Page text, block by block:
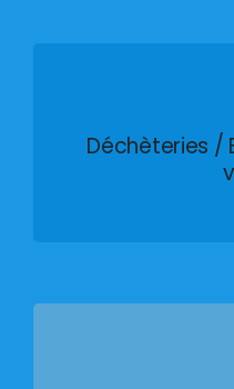
Déchèteries /